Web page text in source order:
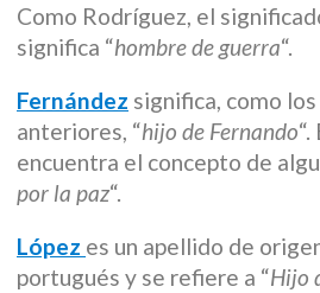
Como Rodríguez, el
significa “hombre de guerra“.
Fernández significa, como
anteriores, “hijo de Fernando
encuentra el concepto de
por la paz“.
López es un apellido de
portugués y se refiere a “Hijo